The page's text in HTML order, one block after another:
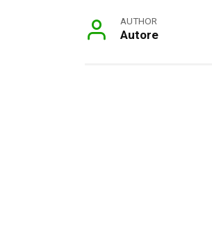
AUTHOR
Autore